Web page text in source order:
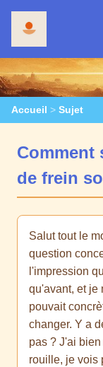
Accueil > Sujet
Comment
de frein
Salut tout le
question
l'impression
qu'avant, et je
pouvait
changer. Y a
pas ? J'ai
rouille, je vois